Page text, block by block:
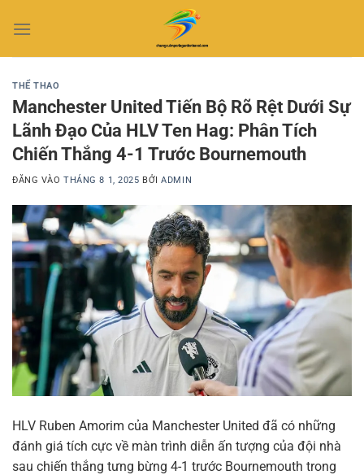
qua
THỂ THAO
Manchester United Tiến Bộ Rõ Rệt Dưới Sự
Lãnh Đạo Của HLV Ten Hag: Phân Tích
Chiến Thắng 4-1 Trước Bournemouth
ĐĂNG VÀOTHÁNG 8 1, 2025 BỞIADMIN
HLV Ruben Amorim của Manchester United đã có những
đánh giá tích cực về màn trình diễn ấn tượng của đội nhà
sau chiến thắng tưng bừng 4-1 trước Bournemouth trong